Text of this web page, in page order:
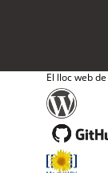
El lloc web